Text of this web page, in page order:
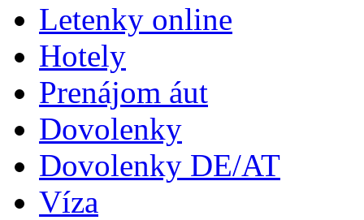
Letenky online
Hotely
Prenájom áut
Dovolenky
Dovolenky DE/AT
Víza